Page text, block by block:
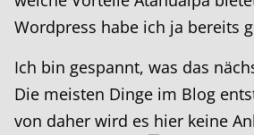
Wordpress habe ich ja bereits
Ich bin gespannt, was das
Die meisten Dinge im Blog
von daher wird es hier keine